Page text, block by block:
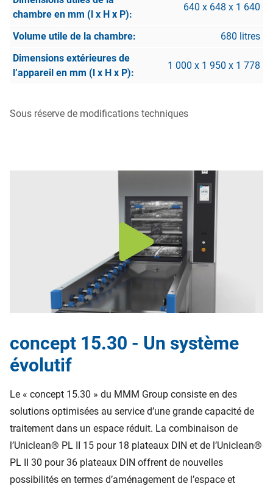
640 x 648 x 1 640
680 litres
1 000 x 1 950 x 1 778
Sous réserve de modifications techniques
concept 15.30 - Un système
évolutif
Le « concept 15.30 » du MMM Group consiste en des
solutions optimisées au service d’une grande capacité de
traitement dans un espace réduit. La combinaison de
l’Uniclean® PL II 15 pour 18 plateaux DIN et de l’Uniclean®
PL II 30 pour 36 plateaux DIN offrent de nouvelles
possibilités en termes d’aménagement de l’espace et